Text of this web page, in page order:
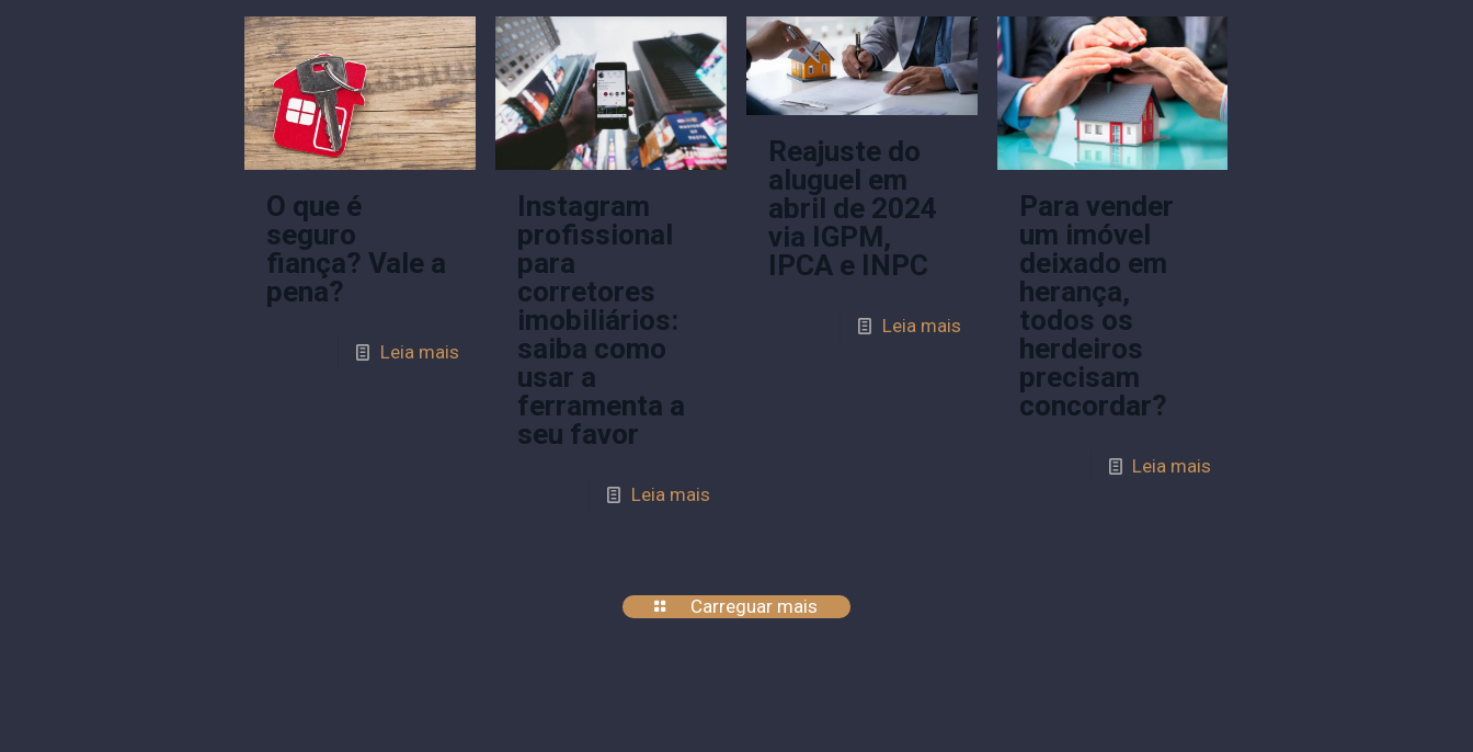
O que é
seguro
fiança? Vale a
pena?
Leia mais
Instagram
profissional
para
corretores
imobiliários:
saiba como
usar a
ferramenta a
seu favor
Leia mais
Reajuste do
aluguel em
abril de 2024
via IGPM,
IPCA e INPC
Leia mais
Para vender
um imóvel
deixado em
herança,
todos os
herdeiros
precisam
concordar?
Leia mais
Carreguar mais